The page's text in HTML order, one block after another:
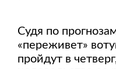
Судя по
«переживет»
пройдут в